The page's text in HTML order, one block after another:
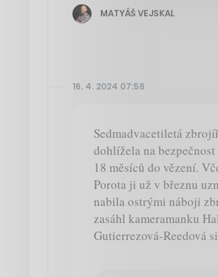
MATYÁŠ VEJSKAL
16. 4. 2024 07:58
Sedmadvacetiletá
dohlížela na
18 měsíců do vězení.
Porota ji už v březnu
nabila ostrými náboji
zasáhl kameramanku
Gutierrezová-Reedová